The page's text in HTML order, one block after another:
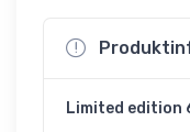
Limited edition